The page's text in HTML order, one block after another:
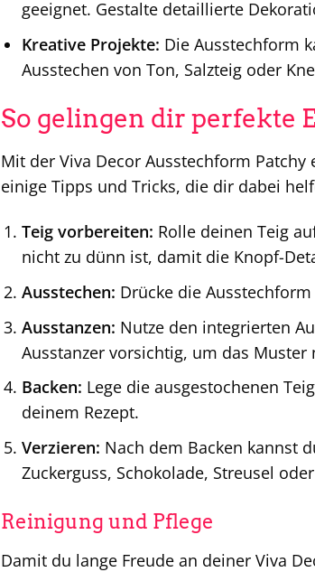
geeignet. Gestalte detaillierte
Kreative Projekte: Die Ausstechform
Ausstechen von Ton, Salzteig oder
So gelingen dir perfekte
Mit der Viva Decor Ausstechform
einige Tipps und Tricks, die dir dabei
Teig vorbereiten: Rolle deinen Teig
nicht zu dünn ist, damit die Knopf-
Ausstechen: Drücke die
Ausstanzen: Nutze den integrierten
Ausstanzer vorsichtig, um das Muster
Backen: Lege die ausgestochenen
deinem Rezept.
Verzieren: Nach dem Backen kannst
Zuckerguss, Schokolade, Streusel
Reinigung und Pflege
Damit du lange Freude an deiner Viva